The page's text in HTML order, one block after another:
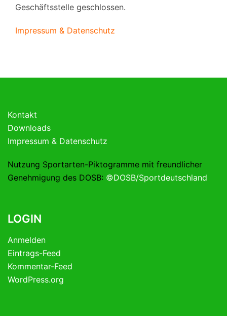
Geschäftsstelle geschlossen.
Impressum & Datenschutz
Kontakt
Downloads
Impressum & Datenschutz
Nutzung Sportarten-Piktogramme mit freundlicher
Genehmigung des DOSB: ©DOSB/Sportdeutschland
LOGIN
Anmelden
Eintrags-Feed
Kommentar-Feed
WordPress.org